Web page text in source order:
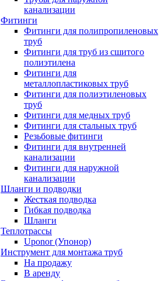
канализации
Фитинги
Фитинги для полипропиленовых
труб
Фитинги для труб из сшитого
полиэтилена
Фитинги для
металлопластиковых труб
Фитинги для полиэтиленовых
труб
Фитинги для медных труб
Фитинги для стальных труб
Резьбовые фитинги
Фитинги для внутренней
канализации
Фитинги для наружной
канализации
Шланги и подводки
Жесткая подводка
Гибкая подводка
Шланги
Теплотрассы
Uponor (Упонор)
Инструмент для монтажа труб
На продажу
В аренду